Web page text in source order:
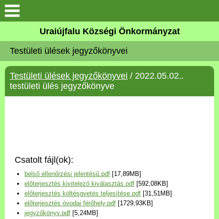
Köszöntő
Elérhetőségek
Uraiújfalu
Választási információk
Versenyképes Járások
Program
Uraiújfalu Községi Önkormányzat
Testületi ülések jegyzőkönyvei
Testületi ülések jegyzőkönyvei / 2022.05.02..
testületi ülés jegyzőkönyve
Csatolt fájl(ok):
belső ellenőrzési jelentésű.pdf [17,89MB]
előterjesztés kivitelező kiválasztás.pdf [592,08KB]
előterjesztés költésgvetés teljesítése.pdf [31,51MB]
előterjesztés óvodai férőhely.pdf [1729,93KB]
jegyzőkönyv.pdf [5,24MB]